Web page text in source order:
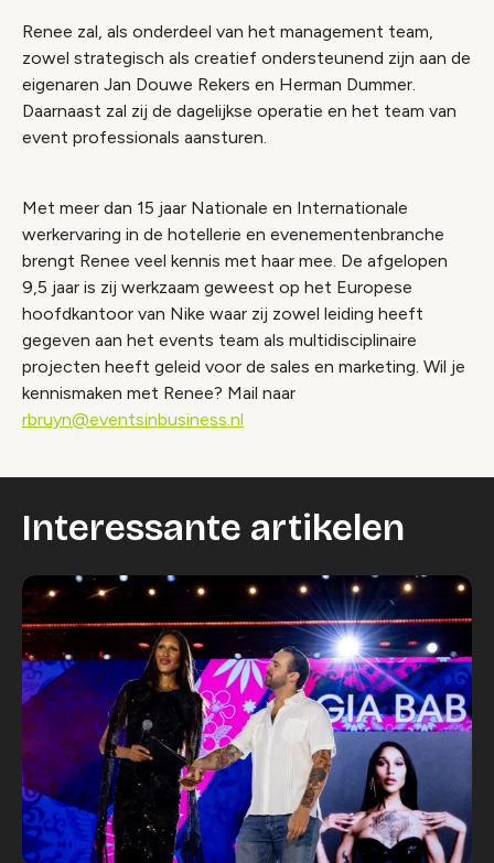
Renee zal, als onderdeel van het management team,
zowel strategisch als creatief ondersteunend zijn aan de
eigenaren Jan Douwe Rekers en Herman Dummer.
Daarnaast zal zij de dagelijkse operatie en het team van
event professionals aansturen.
Met meer dan 15 jaar Nationale en Internationale
werkervaring in de hotellerie en evenementenbranche
brengt Renee veel kennis met haar mee. De afgelopen
9,5 jaar is zij werkzaam geweest op het Europese
hoofdkantoor van Nike waar zij zowel leiding heeft
gegeven aan het events team als multidisciplinaire
projecten heeft geleid voor de sales en marketing. Wil je
kennismaken met Renee? Mail naar
rbruyn@eventsinbusiness.nl
Interessante artikelen